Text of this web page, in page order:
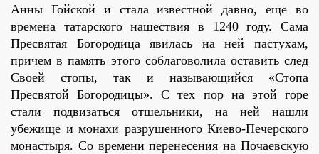
Анны Гойской и стала известной давно, еще во
времена татарского нашествия в 1240 году. Сама
Пресвятая Богородица явилась на ней пастухам,
причем в память этого соблаговолила оставить след
Своей стопы, так и называющийся «Стопа
Пресвятой Богородицы». С тех пор на этой горе
стали подвизаться отшельники, на ней нашли
убежище и монахи разрушенного Киево-Печерского
монастыря. Со времени перенесения на Почаевскую